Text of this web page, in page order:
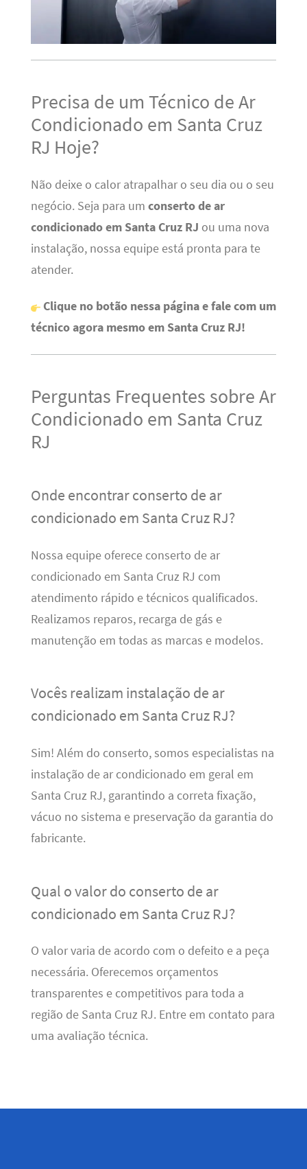
Precisa de um Técnico de Ar
Condicionado em Santa Cruz
RJ Hoje?
Não deixe o calor atrapalhar o seu dia ou o seu
negócio. Seja para um conserto de ar
condicionado em Santa Cruz RJ ou uma nova
instalação, nossa equipe está pronta para te
atender.
Clique no botão nessa página e fale com um
técnico agora mesmo em Santa Cruz RJ!
Perguntas Frequentes sobre Ar
Condicionado em Santa Cruz
RJ
Onde encontrar conserto de ar
condicionado em Santa Cruz RJ?
Nossa equipe oferece conserto de ar
condicionado em Santa Cruz RJ com
atendimento rápido e técnicos qualificados.
Realizamos reparos, recarga de gás e
manutenção em todas as marcas e modelos.
Vocês realizam instalação de ar
condicionado em Santa Cruz RJ?
Sim! Além do conserto, somos especialistas na
instalação de ar condicionado em geral em
Santa Cruz RJ, garantindo a correta fixação,
vácuo no sistema e preservação da garantia do
fabricante.
Qual o valor do conserto de ar
condicionado em Santa Cruz RJ?
O valor varia de acordo com o defeito e a peça
necessária. Oferecemos orçamentos
transparentes e competitivos para toda a
região de Santa Cruz RJ. Entre em contato para
uma avaliação técnica.